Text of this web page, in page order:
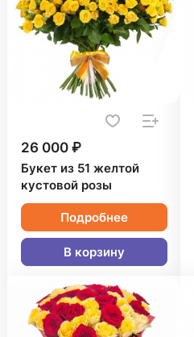
26 000 ₽
Букет из 51 желтой
кустовой розы
Подробнее
В корзину